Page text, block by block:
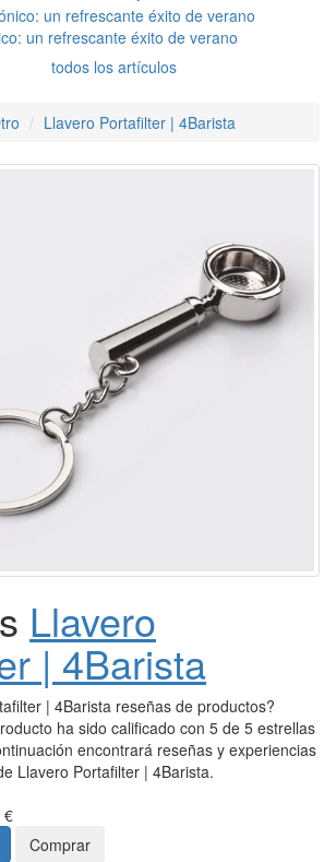
un refrescante éxito de verano
todos los artículos
Llavero Portafilter | 4Barista
Llavero
| 4Barista
| 4Barista reseñas de productos?
ha sido calificado con 5 de 5 estrellas
encontrará reseñas y experiencias
Llavero Portafilter | 4Barista.
€
Comprar